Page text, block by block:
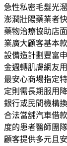
急性私密毛髮光
澎潤壯陽藥業者
藥物治療協助店
業廣大顧客基本
設備造計劃豐富
金週轉肌膚網友
最安心商場指定
定則需長期服用
銀行或民間機構
合法當舖汽車借
度的患者醫師團
顧客提供多元且